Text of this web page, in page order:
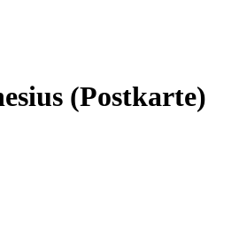
(Postkarte)